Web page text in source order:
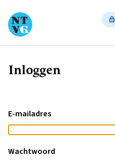
Kruimelpad
Inloggen
E-mailadres
Wachtwoord